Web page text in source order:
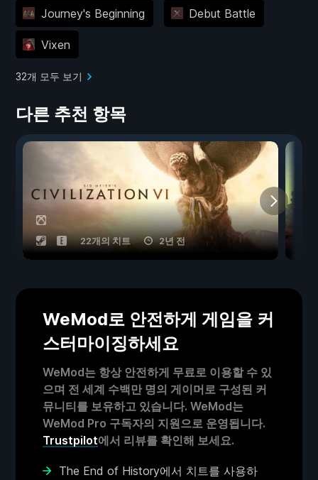
Journey's Beginning Debut Battle
Vixen
32개 모두 보기
다른 추천 항목
22개의 치트 2년 전
WeMod로 안전하게 게임을 커
스터마이징하세요
WeMod는 항상 안전하게 무료로 이용할 수 있
으며 전 세계 수백만 명의 게이머로 구성된 커
뮤니티를 보유하고 있습니다. WeMod는
WeMod Pro 구독자의 지원으로 운영됩니다.
Trustpilot에서 리뷰를 확인해 보세요.
The End of History에서 치트를 사용하